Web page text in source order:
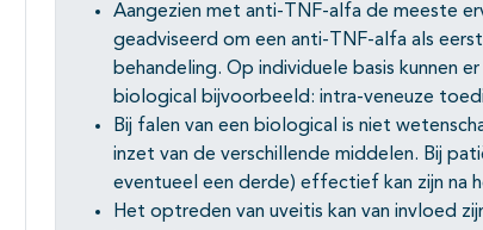
Aangezien met anti-TNF-alfa de meeste
geadviseerd om een anti-TNF-alfa als
behandeling. Op individuele basis kunnen
biological bijvoorbeeld: intra-veneuze
Bij falen van een biological is niet
inzet van de verschillende middelen. Bij
eventueel een derde) effectief kan zijn na
Het optreden van uveitis kan van invloed